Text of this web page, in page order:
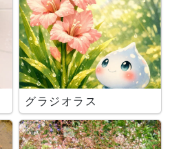
グラジオラス